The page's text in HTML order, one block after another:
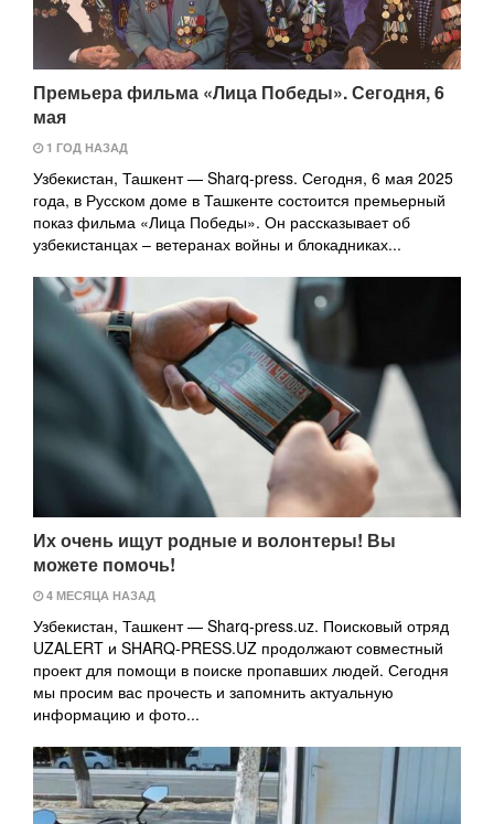
Премьера фильма «Лица Победы». Сегодня, 6
мая
1 ГОД НАЗАД
Узбекистан, Ташкент — Sharq-press. Сегодня, 6 мая 2025
года, в Русском доме в Ташкенте состоится премьерный
показ фильма «Лица Победы». Он рассказывает об
узбекистанцах – ветеранах войны и блокадниках...
Их очень ищут родные и волонтеры! Вы
можете помочь!
4 МЕСЯЦА НАЗАД
Узбекистан, Ташкент — Sharq-press.uz. Поисковый отряд
UZALERT и SHARQ-PRESS.UZ продолжают совместный
проект для помощи в поиске пропавших людей. Сегодня
мы просим вас прочесть и запомнить актуальную
информацию и фото...